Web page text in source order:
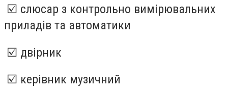
☑️ слюсар з контрольно вимірювальних
приладів та автоматики
☑️ двірник
☑️ керівник музичний